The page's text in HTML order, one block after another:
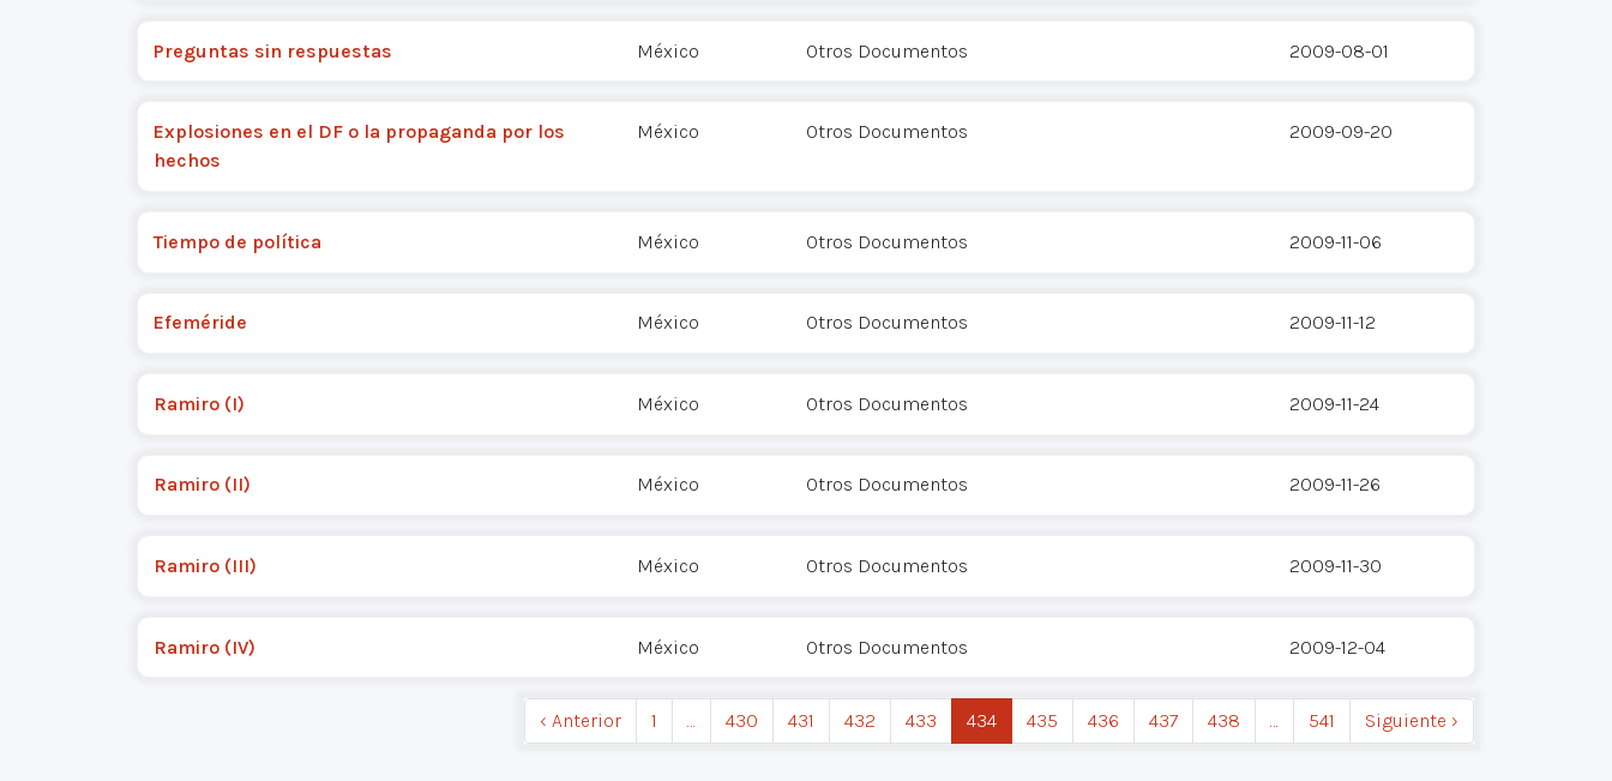
Preguntas sin respuestas México Otros Documentos 2009-08-01
Explosiones en el DF o la propaganda por los
hechos
México Otros Documentos 2009-09-20
Tiempo de política México Otros Documentos 2009-11-06
Efeméride México Otros Documentos 2009-11-12
Ramiro (I) México Otros Documentos 2009-11-24
Ramiro (II) México Otros Documentos 2009-11-26
Ramiro (III) México Otros Documentos 2009-11-30
Ramiro (IV) México Otros Documentos 2009-12-04
‹ Anterior 1 … 430 431 432 433 434 435 436 437 438 … 541 Siguiente ›